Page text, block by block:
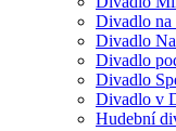
Divadlo na
Divadlo
Divadlo
Divadlo
Divadlo v
Hudební